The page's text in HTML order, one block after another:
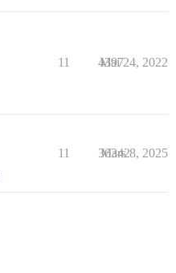
11 4397
Mai 24, 2022
11 36342
Mars 8, 2025